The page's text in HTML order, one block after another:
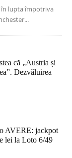
în lupta împotriva
că „Austria și
Dezvăluirea
AVERE: jackpot
lei la Loto 6/49